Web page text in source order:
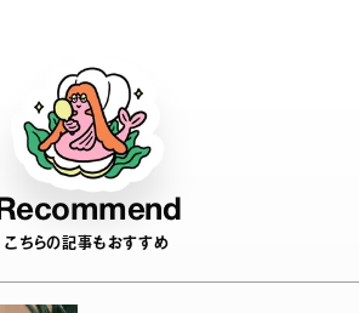
Recommend
こちらの記事もおすすめ